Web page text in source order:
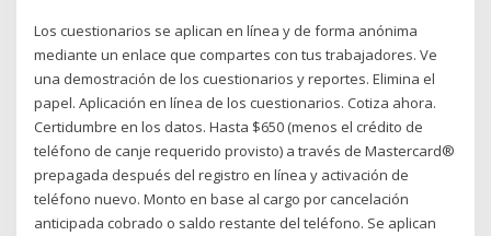
Los cuestionarios se aplican en línea y de forma anónima
mediante un enlace que compartes con tus trabajadores. Ve
una demostración de los cuestionarios y reportes. Elimina el
papel. Aplicación en línea de los cuestionarios. Cotiza ahora.
Certidumbre en los datos. Hasta $650 (menos el crédito de
teléfono de canje requerido provisto) a través de Mastercard®
prepagada después del registro en línea y activación de
teléfono nuevo. Monto en base al cargo por cancelación
anticipada cobrado o saldo restante del teléfono. Se aplican